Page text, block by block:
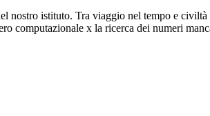
nostro istituto. Tra viaggio nel tempo e
computazionale x la ricerca dei numeri